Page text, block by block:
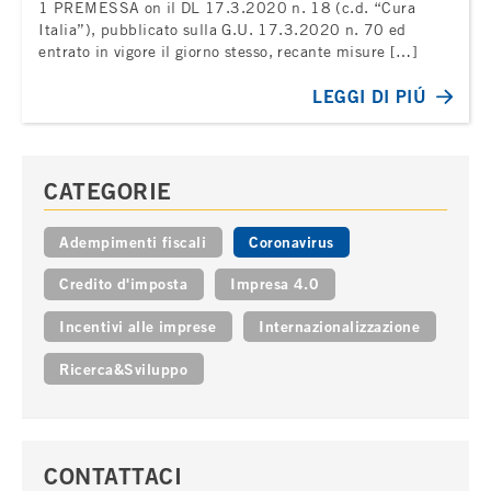
1 PREMESSA on il DL 17.3.2020 n. 18 (c.d. “Cura
Italia”), pubblicato sulla G.U. 17.3.2020 n. 70 ed
entrato in vigore il giorno stesso, recante misure […]
LEGGI DI PIÚ
CATEGORIE
Adempimenti fiscali Coronavirus
Credito d'imposta Impresa 4.0
Incentivi alle imprese Internazionalizzazione
Ricerca&Sviluppo
CONTATTACI